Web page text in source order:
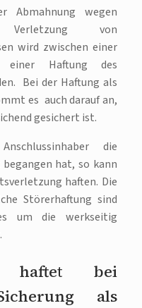
Abmahnung wegen
von
wird zwischen einer
Haftung des
Bei der Haftung als
es auch darauf an,
gesichert ist.
die
hat, so kann
haften. Die
Störerhaftung sind
um die werkseitig
haftet bei
als